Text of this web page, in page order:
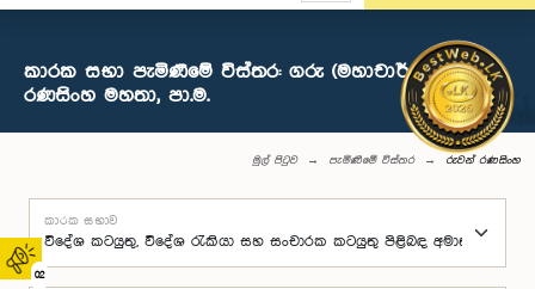
02
කාරක සභා පැමිණීමේ විස්තර: ගරු (මහාචාර්ය) රුවන්
රණසිංහ මහතා, පා.ම.
මුල් පිටුව පැමිණීමේ විස්තර රුවන් රණසිංහ
කාරක සභාව